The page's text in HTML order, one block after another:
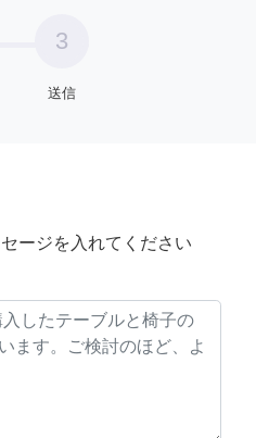
3
送信
ージを入れてください